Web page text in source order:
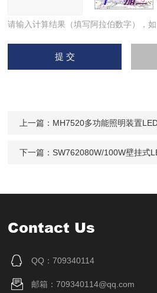
请输入计算结果（填写阿拉伯数字），
上一篇： MH7520多功能照明装置LED便
下一篇： SW762080W/100W壁挂式LED
Contact Us
QQ：709340114
邮箱：709340114@qq.com